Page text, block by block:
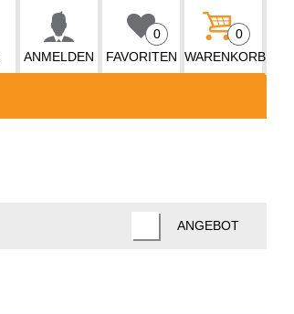
ANMELDEN FAVORITEN
0
WARENKORB
0
ANGEBOT